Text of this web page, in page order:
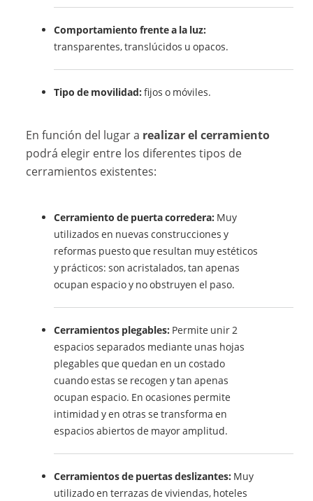
Comportamiento frente a la luz:
transparentes, translúcidos u opacos.
Tipo de movilidad: fijos o móviles.
En función del lugar a realizar el cerramiento
podrá elegir entre los diferentes tipos de
cerramientos existentes:
Cerramiento de puerta corredera: Muy
utilizados en nuevas construcciones y
reformas puesto que resultan muy estéticos
y prácticos: son acristalados, tan apenas
ocupan espacio y no obstruyen el paso.
Cerramientos plegables: Permite unir 2
espacios separados mediante unas hojas
plegables que quedan en un costado
cuando estas se recogen y tan apenas
ocupan espacio. En ocasiones permite
intimidad y en otras se transforma en
espacios abiertos de mayor amplitud.
Cerramientos de puertas deslizantes: Muy
utilizado en terrazas de viviendas, hoteles